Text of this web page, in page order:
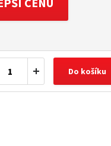
Do košíku